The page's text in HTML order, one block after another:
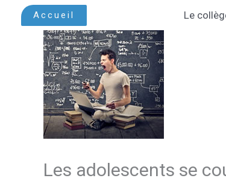
Accueil Le
Les adolescents se